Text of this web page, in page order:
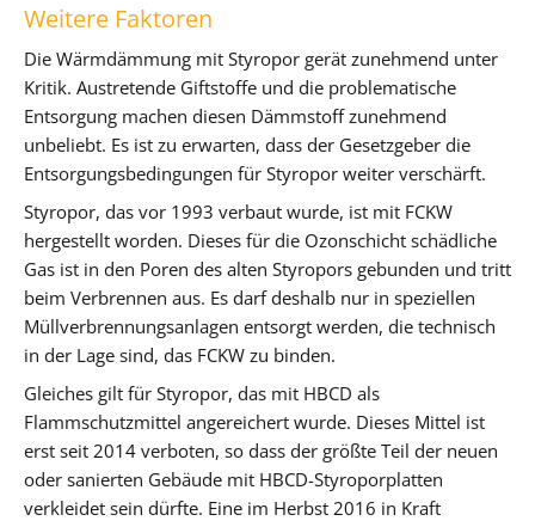
Weitere Faktoren
Die Wärmdämmung mit Styropor gerät zunehmend unter
Kritik. Austretende Giftstoffe und die problematische
Entsorgung machen diesen Dämmstoff zunehmend
unbeliebt. Es ist zu erwarten, dass der Gesetzgeber die
Entsorgungsbedingungen für Styropor weiter verschärft.
Styropor, das vor 1993 verbaut wurde, ist mit FCKW
hergestellt worden. Dieses für die Ozonschicht schädliche
Gas ist in den Poren des alten Styropors gebunden und tritt
beim Verbrennen aus. Es darf deshalb nur in speziellen
Müllverbrennungsanlagen entsorgt werden, die technisch
in der Lage sind, das FCKW zu binden.
Gleiches gilt für Styropor, das mit HBCD als
Flammschutzmittel angereichert wurde. Dieses Mittel ist
erst seit 2014 verboten, so dass der größte Teil der neuen
oder sanierten Gebäude mit HBCD-Styroporplatten
verkleidet sein dürfte. Eine im Herbst 2016 in Kraft